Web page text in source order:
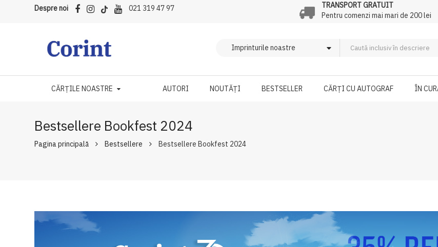
Despre noi 021 319 47 97
TRANSPORT GRATUIT
Pentru comenzi mai mari de 200 lei
CĂRȚILE NOASTRE AUTORI NOUTĂȚI BESTSELLER CĂRȚI CU AUTOGRAF ÎN
Bestsellere Bookfest 2024
Pagina principală Bestsellere Bestsellere Bookfest 2024